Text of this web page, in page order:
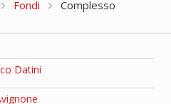
Fondi
Complesso
Datini